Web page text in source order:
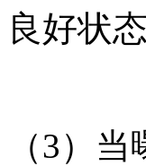
良好状
（3）